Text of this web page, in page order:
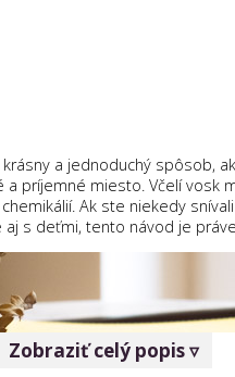
a jednoduchý spôsob,
príjemné miesto. Včelí vosk
Ak ste niekedy
s deťmi, tento návod je
Zobraziť celý popis ▿